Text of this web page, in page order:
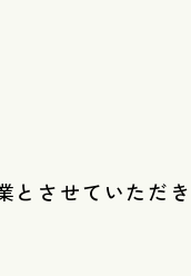
させていただき